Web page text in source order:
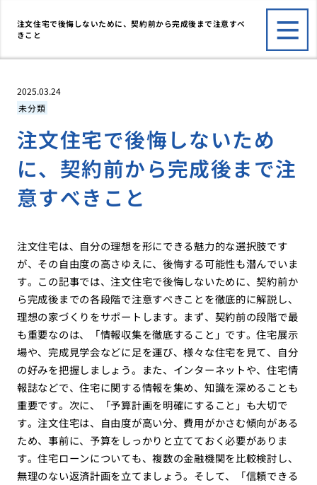
注文住宅で後悔しないために、契約前から完成後まで注意すべ
きこと
2025.03.24
未分類
注文住宅で後悔しないため
に、契約前から完成後まで注
意すべきこと
注文住宅は、自分の理想を形にできる魅力的な選択肢です
が、その自由度の高さゆえに、後悔する可能性も潜んでいま
す。この記事では、注文住宅で後悔しないために、契約前か
ら完成後までの各段階で注意すべきことを徹底的に解説し、
理想の家づくりをサポートします。まず、契約前の段階で最
も重要なのは、「情報収集を徹底すること」です。住宅展示
場や、完成見学会などに足を運び、様々な住宅を見て、自分
の好みを把握しましょう。また、インターネットや、住宅情
報誌などで、住宅に関する情報を集め、知識を深めることも
重要です。次に、「予算計画を明確にすること」も大切で
す。注文住宅は、自由度が高い分、費用がかさむ傾向がある
ため、事前に、予算をしっかりと立てておく必要がありま
す。住宅ローンについても、複数の金融機関を比較検討し、
無理のない返済計画を立てましょう。そして、「信頼できる